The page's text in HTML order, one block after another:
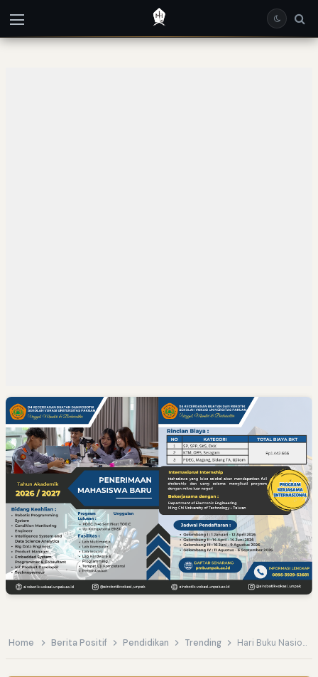
Home Berita Positif Pendidikan Trending Hari Buku Nasional: Membangkitkan Budaya Literasi di Era Digital